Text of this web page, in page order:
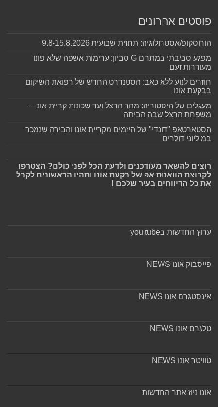
פוסטים אחרונים
הורוסקופ/אסטרולוגיה: תחזית שבועית 9.8-15.8.2026
מפגע סביבתי במתחם G סביון: ערימות אשפה שלא פונו
מעוררות זעם
חוזרים לנוע ללא כאב: הסטנדרט החדש של רפואת השיקום
בבקעת אונו
מעגלים של היסטוריה: מהר הרצל ועד שכונות קריית אונו –
משפחת הרצל שבה הביתה
הסטארטאפ "דונדי" של היזמים מקריית אונו והבירה שנמכר
במיליוני דולרים
רוצים להשאר מעודכנים ולדעת הכל לפני כולם? הצטרפו
לקבוצת הוואטס אפ של בקעת אונו ותהיו הראשונים לקבל
את כל הדיווחים בעיר שלכם !
ערוץ החדשות בyou tube
פייסבוק אונו NEWS
אינסטגרם אונו NEWS
טלגרם אונו NEWS
טוויטר אונו NEWS
אונו ניוז אתר החדשות